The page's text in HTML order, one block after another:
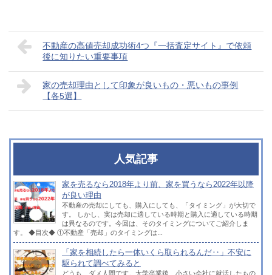
不動産の高値売却成功術4つ『一括査定サイト』で依頼
後に知りたい重要事項
家の売却理由として印象が良いもの・悪いもの事例
【各5選】
人気記事
家を売るなら2018年より前、家を買うなら2022年以降
が良い理由
不動産の売却にしても、購入にしても、「タイミング」が大切で
す。 しかし、実は売却に適している時期と購入に適している時期
は異なるのです。今回は、そのタイミングについてご紹介しま
す。 ◆目次◆ ①不動産「売却」のタイミングは...
「家を相続したら一体いくら取られるんだ‥」不安に
駆られて調べてみると
どうも、ダメ人間です。大学卒業後、小さい会社に就活したもの